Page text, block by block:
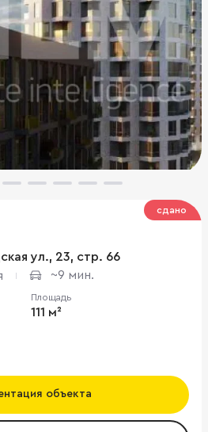
ул., 23, стр. 66
~9 мин.
Площадь
111 м²
объекта
сдано